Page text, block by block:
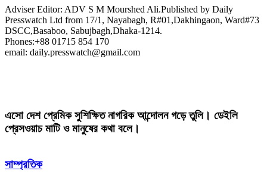
Adviser Editor: ADV S M Mourshed Ali.Published by Daily
Presswatch Ltd from 17/1, Nayabagh, R#01,Dakhingaon, Ward#73
DSCC,Basaboo, Sabujbagh,Dhaka-1214.
Phones:+88 01715 854 170
email: daily.presswatch@gmail.com
এসো দেশ প্রেমিক সুশিক্ষিত নাগরিক আন্দোলন গড়ে তুলি। ডেইলি
প্রেসওয়াচ মাটি ও মানুষের কথা বলে।
সাম্প্রতিক